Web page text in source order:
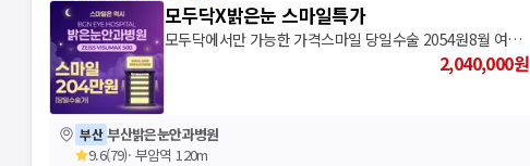
모두닥X밝은눈 스마일특가
모두닥에서만 가능한 가격스마일 당일수술 2054원8월 여름, 안경렌즈없이 스마일
2,040,000원
부산 부산밝은눈안과병원
9.6(79)· 부암역 120m